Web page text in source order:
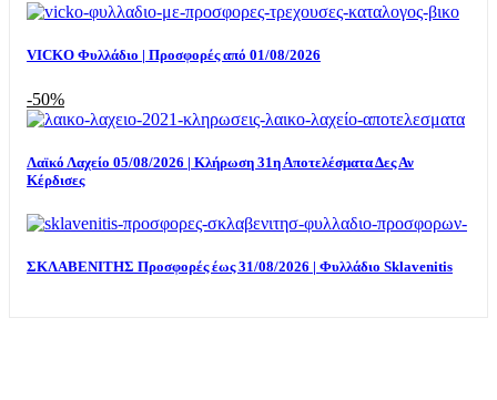
VICKO Φυλλάδιο | Προσφορές από 01/08/2026
-50%
Λαϊκό Λαχείο 05/08/2026 | Κλήρωση 31η Αποτελέσματα Δες Αν
Κέρδισες
ΣΚΛΑΒΕΝΙΤΗΣ Προσφορές έως 31/08/2026 | Φυλλάδιο Sklavenitis